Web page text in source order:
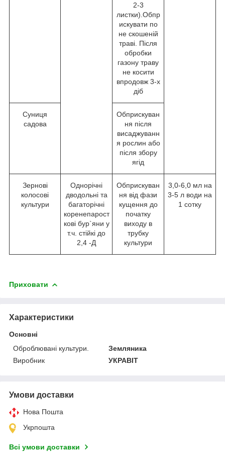
2-3
листки).Обпр
искувати по
не скошеній
траві. Після
обробки
газону траву
не косити
впродовж 3-х
діб
Суниця
садова
Обприскуван
ня після
висаджуванн
я рослин або
після збору
ягід
Зернові
колосові
культури
Однорічні
дводольні та
багаторічні
коренепарост
кові бур`яни у
т.ч. стійкі до
2,4 -Д
Обприскуван
ня від фази
кущення до
початку
виходу в
трубку
культури
3,0-6,0 мл на
3-5 л води на
1 сотку
Приховати
Характеристики
Основні
Оброблювані культури.
Земляника
Виробник
УКРАВІТ
Умови доставки
Нова Пошта
Укрпошта
Всі умови доставки